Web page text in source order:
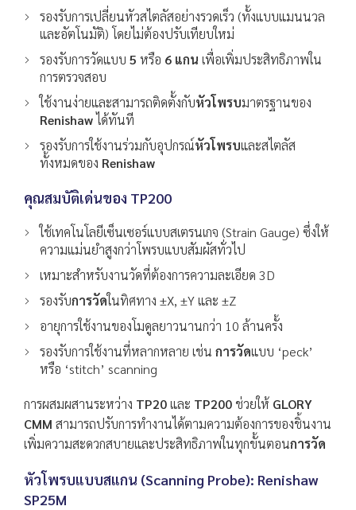
รองรับการเปลี่ยนหัวสไตลัสอย่างรวดเร็ว (ทั้งแบบแมนนวล
และอัตโนมัติ) โดยไม่ต้องปรับเทียบใหม่
รองรับการวัดแบบ 5 หรือ 6 แกน เพื่อเพิ่มประสิทธิภาพใน
การตรวจสอบ
ใช้งานง่ายและสามารถติดตั้งกับหัวโพรบมาตรฐานของ
Renishawได้ทันที
รองรับการใช้งานร่วมกับอุปกรณ์หัวโพรบและสไตลัส
ทั้งหมดของ Renishaw
คุณสมบัติเด่นของ TP200
ใช้เทคโนโลยีเซ็นเซอร์แบบสเตรนเกจ (Strain Gauge) ซึ่งให้
ความแม่นยำสูงกว่าโพรบแบบสัมผัสทั่วไป
เหมาะสำหรับงานวัดที่ต้องการความละเอียด 3D
รองรับการวัดในทิศทาง ±X, ±Y และ ±Z
อายุการใช้งานของโมดูลยาวนานกว่า 10 ล้านครั้ง
รองรับการใช้งานที่หลากหลาย เช่น การวัดแบบ ‘peck’
หรือ ‘stitch’ scanning
การผสมผสานระหว่าง TP20และ TP200 ช่วยให้ GLORY
CMM สามารถปรับการทำงานได้ตามความต้องการของชิ้นงาน
เพิ่มความสะดวกสบายและประสิทธิภาพในทุกขั้นตอนการวัด
หัวโพรบแบบสแกน (Scanning Probe): Renishaw
SP25M